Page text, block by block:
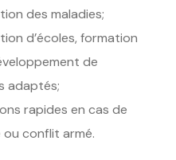
des maladies;
d’écoles, formation
de
adaptés;
rapides en cas de
conflit armé.